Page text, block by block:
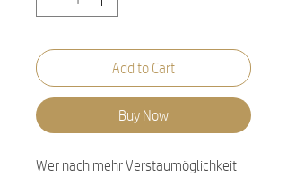
Add to Cart
Buy Now
Wer nach mehr Verstaumöglichkeit